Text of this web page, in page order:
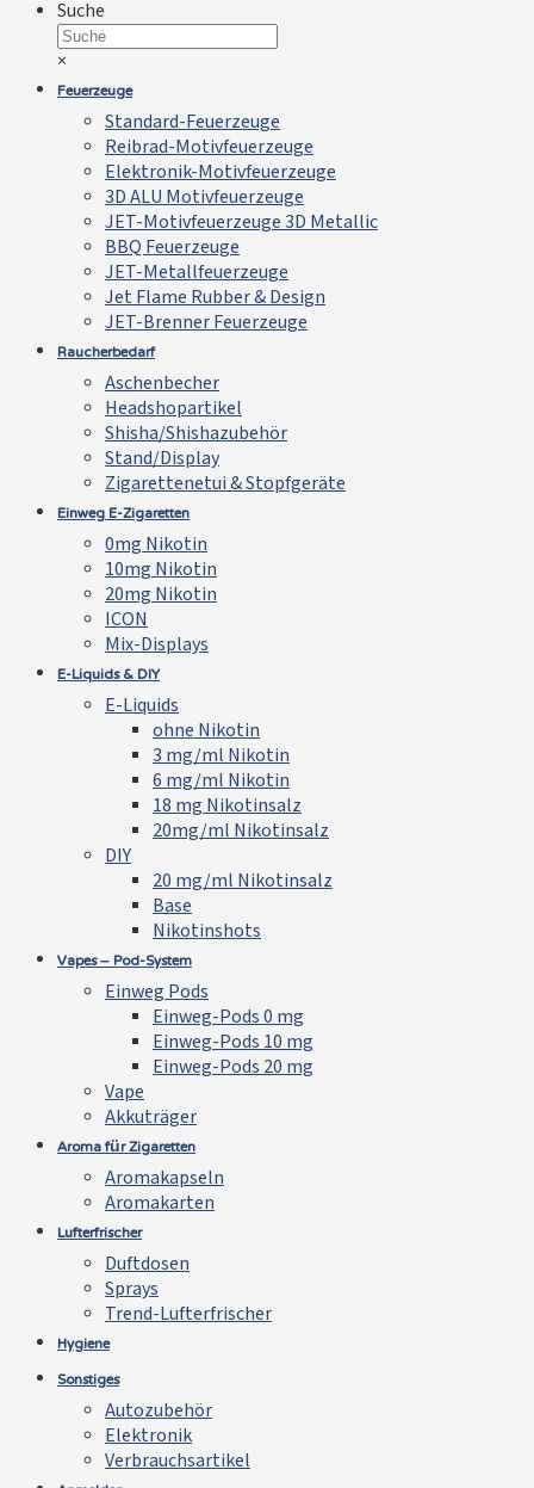
Suche
×
Feuerzeuge
Standard-Feuerzeuge
Reibrad-Motivfeuerzeuge
Elektronik-Motivfeuerzeuge
3D ALU Motivfeuerzeuge
JET-Motivfeuerzeuge 3D Metallic
BBQ Feuerzeuge
JET-Metallfeuerzeuge
Jet Flame Rubber & Design
JET-Brenner Feuerzeuge
Raucherbedarf
Aschenbecher
Headshopartikel
Shisha/Shishazubehör
Stand/Display
Zigarettenetui & Stopfgeräte
Einweg E-Zigaretten
0mg Nikotin
10mg Nikotin
20mg Nikotin
ICON
Mix-Displays
E-Liquids & DIY
E-Liquids
ohne Nikotin
3 mg/ml Nikotin
6 mg/ml Nikotin
18 mg Nikotinsalz
20mg/ml Nikotinsalz
DIY
20 mg/ml Nikotinsalz
Base
Nikotinshots
Vapes – Pod-System
Einweg Pods
Einweg-Pods 0 mg
Einweg-Pods 10 mg
Einweg-Pods 20 mg
Vape
Akkuträger
Aroma für Zigaretten
Aromakapseln
Aromakarten
Lufterfrischer
Duftdosen
Sprays
Trend-Lufterfrischer
Hygiene
Sonstiges
Autozubehör
Elektronik
Verbrauchsartikel